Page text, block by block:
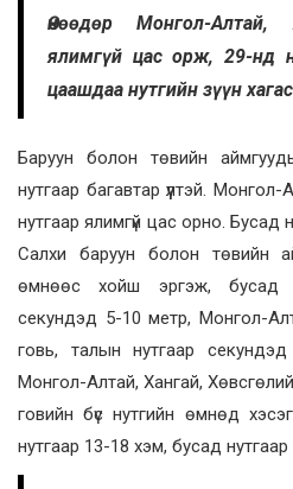
Өнөөдөр Монгол-Алтай,
ялимгүй цас орж, 29-нд
цаашдаа нутгийн зүүн
Баруун болон төвийн
нутгаар багавтар үүлтэй.
нутгаар ялимгүй цас орно. Бусад
Салхи баруун болон төвийн
өмнөөс хойш эргэж, бусад
секундэд 5-10 метр, Монгол-
говь, талын нутгаар секундэд
Монгол-Алтай, Хангай,
говийн бүс нутгийн өмнөд
нутгаар 13-18 хэм, бусад